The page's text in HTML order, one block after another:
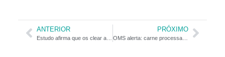
ANTERIOR PRÓXIMO
OMS alerta: carne processada pode provocar câncer